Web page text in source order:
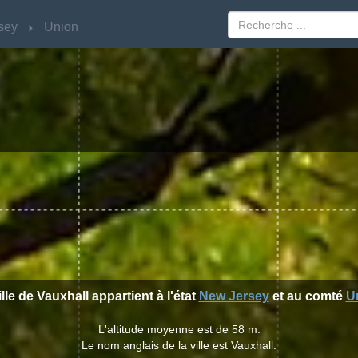
Union
de Vauxhall appartient à l'état New Jerseyet au comté
L'altitude moyenne est de 58 m.
Le nom anglais de la ville est Vauxhall.
Union